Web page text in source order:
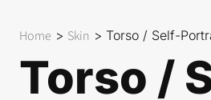
Home > Skin > Torso / Self-
Torso /